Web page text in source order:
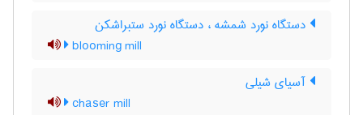
دستگاه نورد شمشه ، دستگاه نورد ستبراشکن
blooming mill
آسیای شیلی
chaser mill